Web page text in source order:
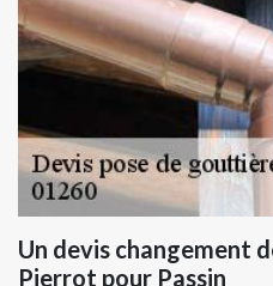
Un devis changement
Pierrot pour Passin